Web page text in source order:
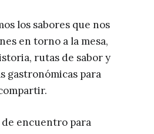
los sabores que nos
en torno a la mesa,
rutas de sabor y
gastronómicas para
encuentro para